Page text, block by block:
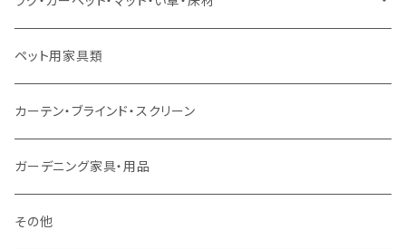
ソファ付属品
クッション・座椅子
ダブルサイズ（マットレス付）
ダブルサイズ以上（マットレス付）
ロフトベッド
二段ベッド
サイドテーブル・コーヒーテーブル
デスク
オフィスチェア・ゲーミングチェア
ダイニングベンチ・スツール
コタツ・布団セット
食器棚・収納庫
レンジ台・カウンター
ラック
TVボード
マット・フロアタイル
ラグ
カーペット
ペット用家具類
カーテン・ブラインド・スクリーン
ガーデニング家具・用品
その他